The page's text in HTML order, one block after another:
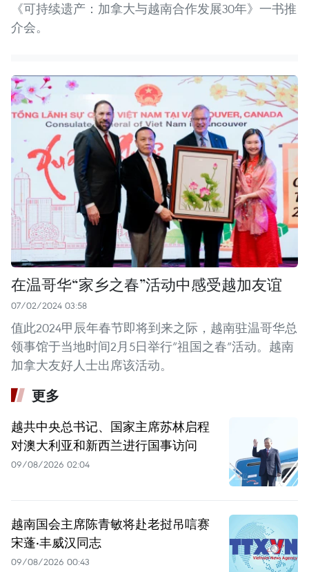
《可持续遗产：加拿大与越南合作发展30年》一书推
介会。
在温哥华“家乡之春”活动中感受越加友谊
07/02/2024 03:58
值此2024甲辰年春节即将到来之际，越南驻温哥华总
领事馆于当地时间2月5日举行“祖国之春”活动。越南
加拿大友好人士出席该活动。
更多
越共中央总书记、国家主席苏林启程
对澳大利亚和新西兰进行国事访问
09/08/2026 02:04
越南国会主席陈青敏将赴老挝吊唁赛
宋蓬·丰威汉同志
09/08/2026 00:43